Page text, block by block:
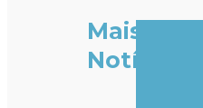
Mais
Notícias